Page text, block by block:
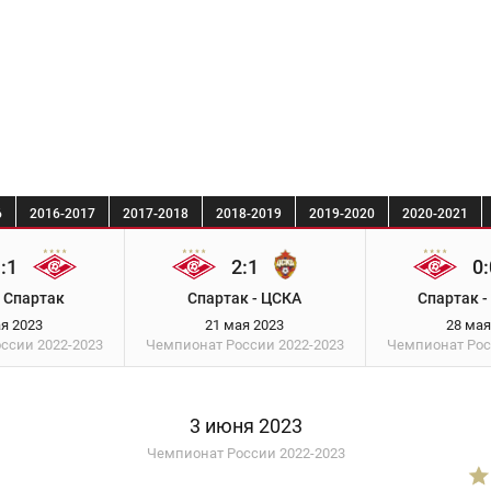
2016-2017 2017-2018 2018-2019 2019-2020 2020-2021
2023
2022-2023
2:1
Спартак - ЦСКА
21 мая 2023
Чемпионат России 2022-2023
Спартак
28
Чемпионат
3 июня 2023
Чемпионат России 2022-2023